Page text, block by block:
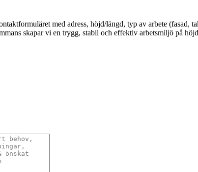
med adress, höjd/längd, typ av arbete (fasad,
skapar vi en trygg, stabil och effektiv arbetsmiljö på